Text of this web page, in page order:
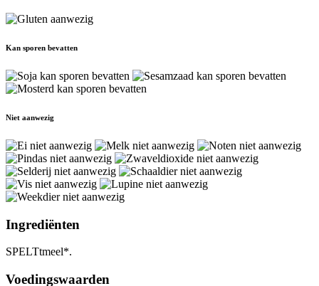
Kan sporen bevatten
Niet aanwezig
Ingrediënten
SPELTtmeel*.
Voedingswaarden